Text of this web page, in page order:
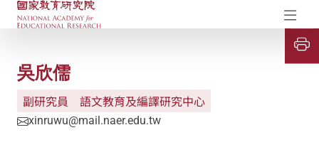
國家教育研究院-研究成果典藏庫
吳欣儒
副研究員 語文教育及編譯研究中心
xinruwu@mail.naer.edu.tw